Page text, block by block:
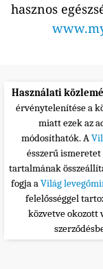
hasznos
Használati
érvénytelenítése a
miatt ezek az
módosíthatók. A
ésszerű
tartalmának
fogja aVilág
felelősséggel
közvetve okozott